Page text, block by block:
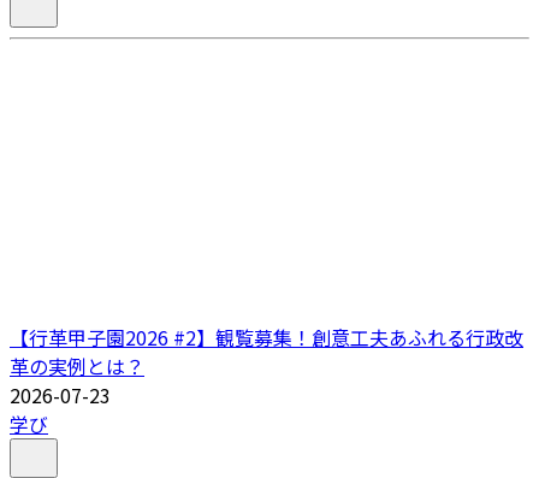
【行革甲子園2026 #2】観覧募集！創意工夫あふれる行政改
革の実例とは？
2026-07-23
学び